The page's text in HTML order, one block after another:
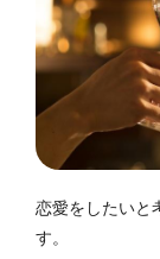
恋愛をしたいと
す。